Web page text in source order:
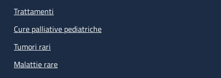
Trattamenti
Cure palliative pediatriche
Tumori rari
Malattie rare